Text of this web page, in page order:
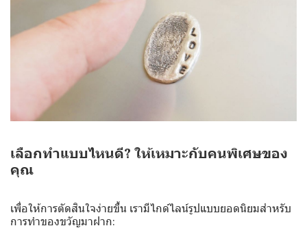
เลือกทำแบบไหนดี? ให้เหมาะกับคนพิเศษของ
คุณ
เพื่อให้การตัดสินใจง่ายขึ้น เรามีไกด์ไลน์รูปแบบยอดนิยมสำหรับ
การทำของขวัญมาฝาก: